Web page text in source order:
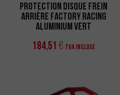
Protection Disque Frein
Arrière Factory Racing
Aluminium Vert
184,51 € TVA incluse